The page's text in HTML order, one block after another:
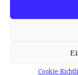
Cookie-